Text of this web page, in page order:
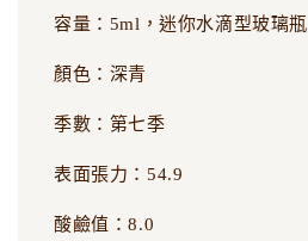
容量：5ml，迷你水滴型玻璃瓶
顏色：深青
季數：第七季
表面張力：54.9
酸鹼值：8.0